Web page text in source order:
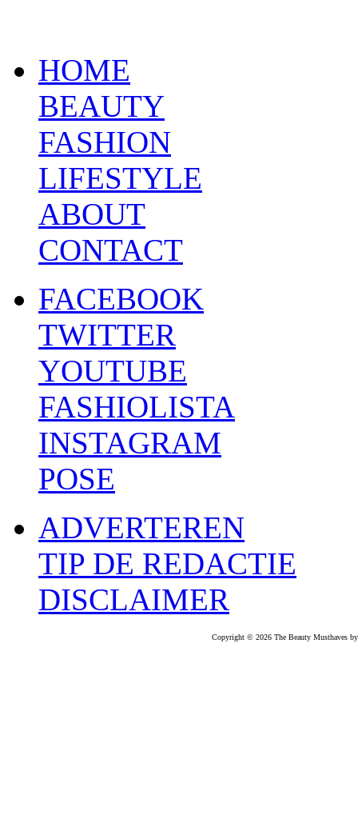
HOME
BEAUTY
FASHION
LIFESTYLE
ABOUT
CONTACT
FACEBOOK
TWITTER
YOUTUBE
FASHIOLISTA
INSTAGRAM
POSE
ADVERTEREN
TIP DE REDACTIE
DISCLAIMER
Copyright © 2026 The Beauty Musthaves